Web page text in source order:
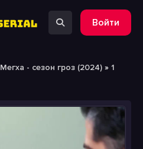
Войти
Мегха - сезон гроз (2024) » 1